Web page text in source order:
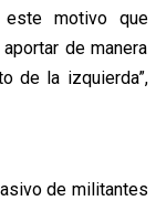
este motivo que
de manera
de la izquierda”,
de militantes